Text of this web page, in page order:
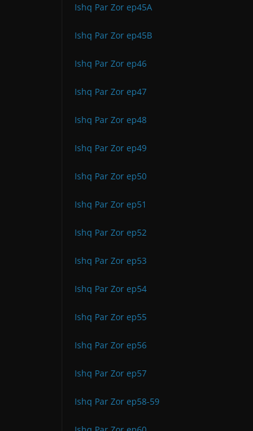
Ishq Par Zor ep45A
Ishq Par Zor ep45B
Ishq Par Zor ep46
Ishq Par Zor ep47
Ishq Par Zor ep48
Ishq Par Zor ep49
Ishq Par Zor ep50
Ishq Par Zor ep51
Ishq Par Zor ep52
Ishq Par Zor ep53
Ishq Par Zor ep54
Ishq Par Zor ep55
Ishq Par Zor ep56
Ishq Par Zor ep57
Ishq Par Zor ep58-59